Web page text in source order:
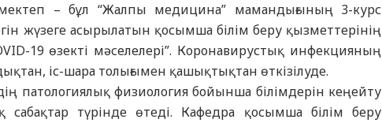
– бұл “Жалпы медицина” мамандығының 3-курс
жүзеге асырылатын қосымша білім беру қызметтерінің
19 өзекті мәселелері”. Коронавирустық инфекцияның
іс-шара толығымен қашықтықтан өткізілуде.
патологиялық физиология бойынша білімдерін кеңейту
сабақтар түрінде өтеді. Кафедра қосымша білім беру